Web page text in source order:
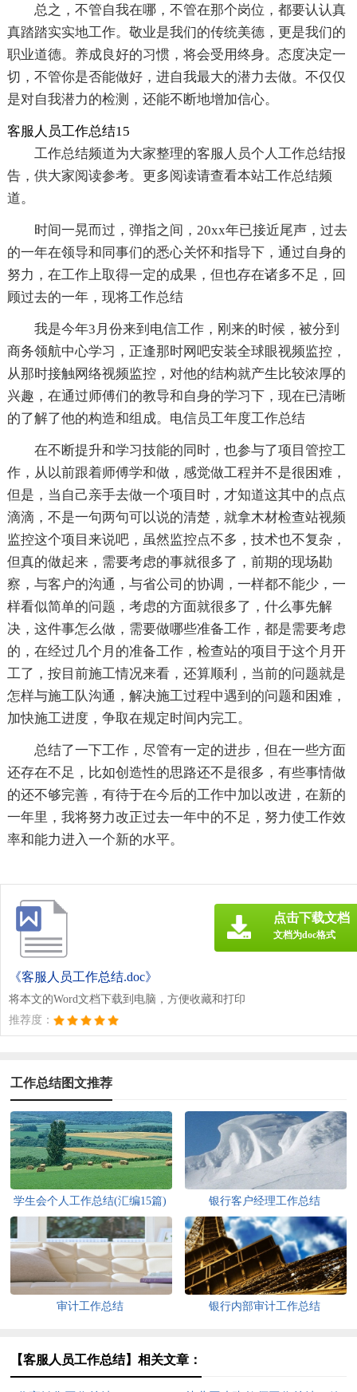
总之，不管自我在哪，不管在那个岗位，都要认认真
真踏踏实实地工作。敬业是我们的传统美德，更是我们的
职业道德。养成良好的习惯，将会受用终身。态度决定一
切，不管你是否能做好，进自我最大的潜力去做。不仅仅
是对自我潜力的检测，还能不断地增加信心。
客服人员工作总结15
工作总结频道为大家整理的客服人员个人工作总结报
告，供大家阅读参考。更多阅读请查看本站工作总结频
道。
时间一晃而过，弹指之间，20xx年已接近尾声，过去
的一年在领导和同事们的悉心关怀和指导下，通过自身的
努力，在工作上取得一定的成果，但也存在诸多不足，回
顾过去的一年，现将工作总结
我是今年3月份来到电信工作，刚来的时候，被分到
商务领航中心学习，正逢那时网吧安装全球眼视频监控，
从那时接触网络视频监控，对他的结构就产生比较浓厚的
兴趣，在通过师傅们的教导和自身的学习下，现在已清晰
的了解了他的构造和组成。电信员工年度工作总结
在不断提升和学习技能的同时，也参与了项目管控工
作，从以前跟着师傅学和做，感觉做工程并不是很困难，
但是，当自己亲手去做一个项目时，才知道这其中的点点
滴滴，不是一句两句可以说的清楚，就拿木材检查站视频
监控这个项目来说吧，虽然监控点不多，技术也不复杂，
但真的做起来，需要考虑的事就很多了，前期的现场勘
察，与客户的沟通，与省公司的协调，一样都不能少，一
样看似简单的问题，考虑的方面就很多了，什么事先解
决，这件事怎么做，需要做哪些准备工作，都是需要考虑
的，在经过几个月的准备工作，检查站的项目于这个月开
工了，按目前施工情况来看，还算顺利，当前的问题就是
怎样与施工队沟通，解决施工过程中遇到的问题和困难，
加快施工进度，争取在规定时间内完工。
总结了一下工作，尽管有一定的进步，但在一些方面
还存在不足，比如创造性的思路还不是很多，有些事情做
的还不够完善，有待于在今后的工作中加以改进，在新的
一年里，我将努力改正过去一年中的不足，努力使工作效
率和能力进入一个新的水平。
《客服人员工作总结.doc》
将本文的Word文档下载到电脑，方便收藏和打印
推荐度：
点击下载文档
文档为doc格式
工作总结图文推荐
学生会个人工作总结(汇编15篇) 银行客户经理工作总结
审计工作总结 银行内部审计工作总结
【客服人员工作总结】相关文章：